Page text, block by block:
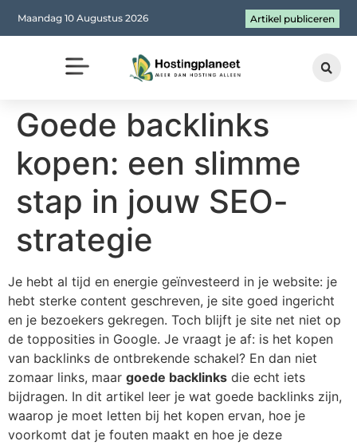
Maandag 10 Augustus 2026 Artikel publiceren
Goede backlinks
kopen: een slimme
stap in jouw SEO-
strategie
Je hebt al tijd en energie geïnvesteerd in je website: je
hebt sterke content geschreven, je site goed ingericht
en je bezoekers gekregen. Toch blijft je site net niet op
de topposities in Google. Je vraagt je af: is het kopen
van backlinks de ontbrekende schakel? En dan niet
zomaar links, maar goede backlinks die echt iets
bijdragen. In dit artikel leer je wat goede backlinks zijn,
waarop je moet letten bij het kopen ervan, hoe je
voorkomt dat je fouten maakt en hoe je deze